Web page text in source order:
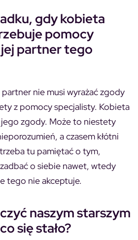
gdy kobieta
pomocy
partner tego
nie musi wyrażać zgody
z pomocy specjalisty. Kobieta
zgody. Może to niestety
a czasem kłótni
tu pamiętać o tym,
o siebie nawet, wtedy
tego nie akceptuje.
naszym starszym
się stało?